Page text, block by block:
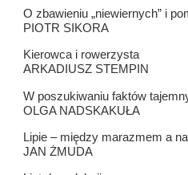
O zbawieniu „niewiernych” i
PIOTR SIKORA
Kierowca i rowerzysta
ARKADIUSZ STEMPIN
W poszukiwaniu faktów
OLGA NADSKAKUŁA
Lipie – między marazmem a
JAN ŻMUDA